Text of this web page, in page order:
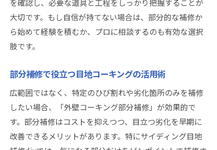
を確認し、必要な道具と工程をしっかり把握することが
大切です。もし自信が持てない場合は、部分的な補修か
ら始めて経験を積むか、プロに相談するのも有効な選択
肢です。
部分補修で役立つ目地コーキングの活用術
広範囲ではなく、特定のひび割れや劣化箇所のみを補修
したい場合、「外壁コーキング部分補修」が効果的で
す。部分補修はコストを抑えつつ、目立つ劣化を早期に
改善できるメリットがあります。特にサイディング目地